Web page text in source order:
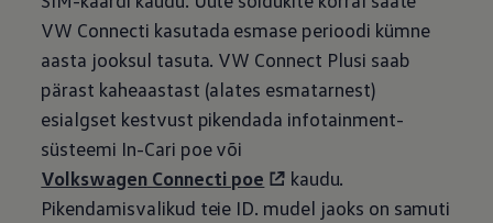
VW Connecti kasutada esmase perioodi kümne
aasta jooksul tasuta. VW Connect Plusi saab
pärast kaheaastast (alates esmatarnest)
esialgset kestvust pikendada infotainment-
süsteemi In-Cari poe või
VolkswagenConnecti poe
kaudu.
Pikendamisvalikud teie ID. mudel jaoks on samuti